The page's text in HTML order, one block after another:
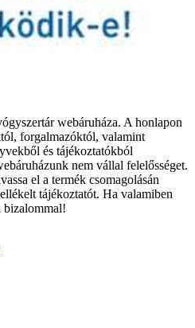
webáruháza. A honlapon
forgalmazóktól, valamint
és tájékoztatókból
nem vállal felelősséget.
el a termék csomagolásán
tájékoztatót. Ha valamiben
bizalommal!